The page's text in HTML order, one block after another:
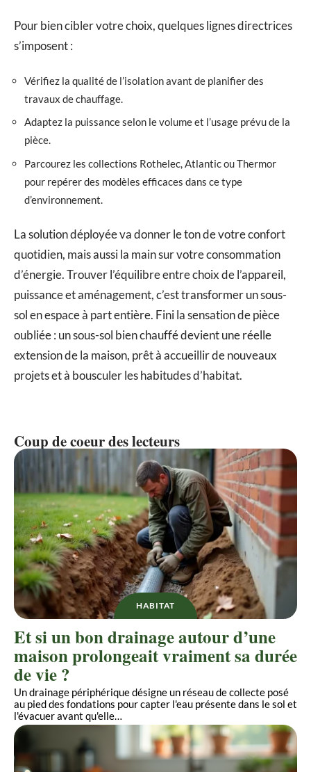
Pour bien cibler votre choix, quelques lignes directrices
s’imposent :
Vérifiez la qualité de l’isolation avant de planifier des
travaux de chauffage.
Adaptez la puissance selon le volume et l’usage prévu de la
pièce.
Parcourez les collections Rothelec, Atlantic ou Thermor
pour repérer des modèles efficaces dans ce type
d’environnement.
La solution déployée va donner le ton de votre confort
quotidien, mais aussi la main sur votre consommation
d’énergie. Trouver l’équilibre entre choix de l’appareil,
puissance et aménagement, c’est transformer un sous-
sol en espace à part entière. Fini la sensation de pièce
oubliée : un sous-sol bien chauffé devient une réelle
extension de la maison, prêt à accueillir de nouveaux
projets et à bousculer les habitudes d’habitat.
Coup de coeur des lecteurs
HABITAT
Et si un bon drainage autour d’une
maison prolongeait vraiment sa durée
de vie ?
Un drainage périphérique désigne un réseau de collecte posé
au pied des fondations pour capter l'eau présente dans le sol et
l'évacuer avant qu'elle…